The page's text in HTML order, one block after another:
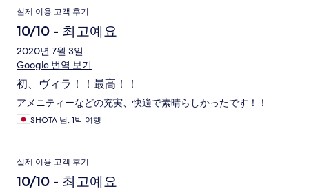
실제 이용 고객 후기
10/10 - 최고예요
2020년 7월 3일
Google 번역 보기
初、ヴィラ！！最高！！
アメニティーなどの充実、快適で素晴らしかったです！！
SHOTA 님, 1박 여행
실제 이용 고객 후기
10/10 - 최고예요